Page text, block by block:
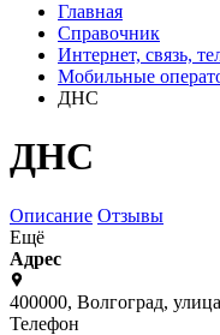
Главная
Справочник
Интернет, связь,
Мобильные
ДНС
ДНС
Описание Отзывы
Ещё
Адрес
400000, Волгоград,
Телефон